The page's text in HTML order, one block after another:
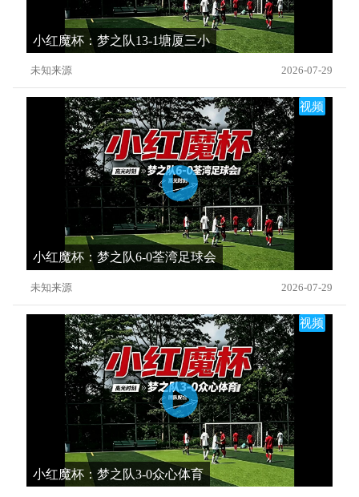
小红魔杯：梦之队13-1塘厦三小
未知来源 2026-07-29
视频
小红魔杯：梦之队6-0荃湾足球会
未知来源 2026-07-29
视频
小红魔杯：梦之队3-0众心体育